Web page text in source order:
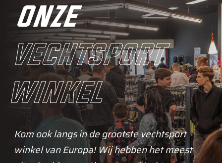
onze
vechtsport
winkel
Kom ook langs in de grootste vechtsport
winkel van Europa! Wij hebben het meest